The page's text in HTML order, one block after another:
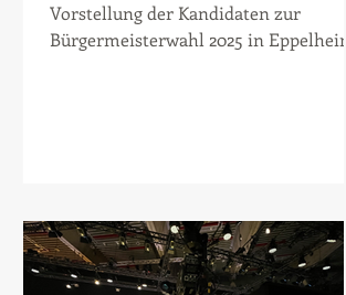
Vorstellung der Kandidaten zur
Bürgermeisterwahl 2025 in Eppelheim